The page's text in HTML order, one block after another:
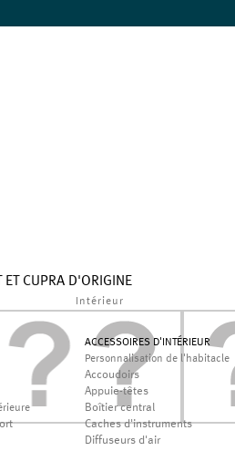
ET CUPRA D'ORIGINE
Intérieur
ACCESSOIRES D'INTÉRIEUR
Personnalisation de l'habitacle
Accoudoirs
Appuie-têtes
Boîtier central
Caches d'instruments
Diffuseurs d'air